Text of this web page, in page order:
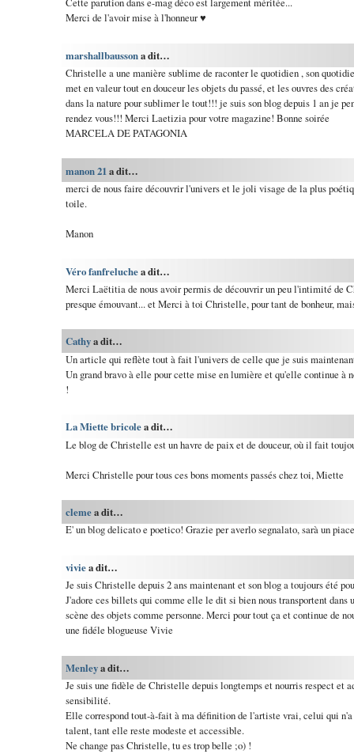
Merci de l'avoir mise à l'honneur ♥
marshallbaussona dit…
Christelle a une manière sublime de raconter le quotidien , son
met en valeur tout en douceur les objets du passé, et les ouvres des
dans la nature pour sublimer le tout!!! je suis son blog depuis 1 an je
rendez vous!!! Merci Laetizia pour votre magazine! Bonne soirée
MARCELA DE PATAGONIA
manon 21a dit…
merci de nous faire découvrir l'univers et le joli visage de la plus
toile.
Manon
Véro fanfreluchea dit…
Merci Laëtitia de nous avoir permis de découvrir un peu l'intimité de
presque émouvant... et Merci à toi Christelle, pour tant de bonheur,
Cathya dit…
Un article qui reflète tout à fait l'univers de celle que je suis
Un grand bravo à elle pour cette mise en lumière et qu'elle continue à
!
La Miette bricolea dit…
Le blog de Christelle est un havre de paix et de douceur, où il fait
Merci Christelle pour tous ces bons moments passés chez toi, Miette
clemea dit…
E' un blog delicato e poetico! Grazie per averlo segnalato, sarà un
viviea dit…
Je suis Christelle depuis 2 ans maintenant et son blog a toujours été
J'adore ces billets qui comme elle le dit si bien nous transportent dans
scène des objets comme personne. Merci pour tout ça et continue de
une fidéle blogueuse Vivie
Menleya dit…
Je suis une fidèle de Christelle depuis longtemps et nourris respect et
sensibilité.
Elle correspond tout-à-fait à ma définition de l'artiste vrai, celui qui
talent, tant elle reste modeste et accessible.
Ne change pas Christelle, tu es trop belle ;o) !